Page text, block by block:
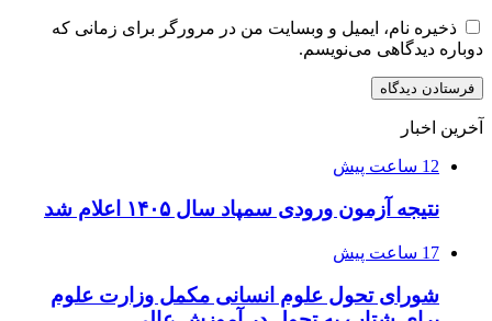
ذخیره نام، ایمیل و وبسایت من در مرورگر برای زمانی که
دوباره دیدگاهی می‌نویسم.
آخرین اخبار
12 ساعت پیش
نتیجه آزمون ورودی سمپاد سال ۱۴۰۵ اعلام شد
17 ساعت پیش
شورای تحول علوم انسانی مکمل وزارت علوم